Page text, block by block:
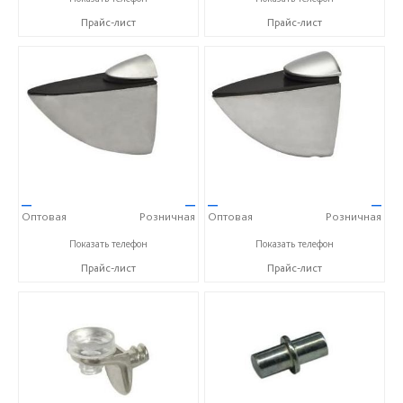
Прайс-лист
Прайс-лист
—
Оптовая
—
Розничная
+7(495)925-26-27
Показать телефон
Прайс-лист
—
Оптовая
—
Розничная
+7(495)925-26-27
Показать телефон
Прайс-лист